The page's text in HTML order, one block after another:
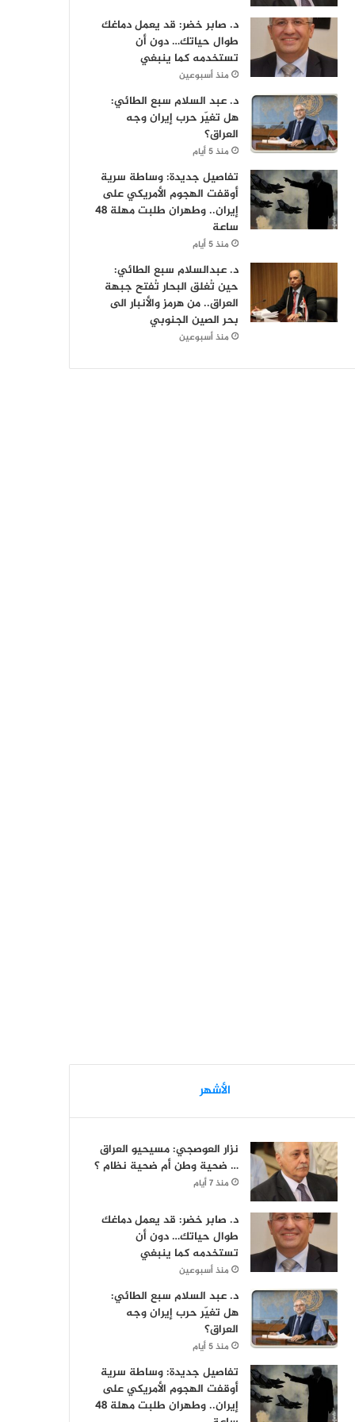
د. صابر خضر: قد يعمل دماغك
طوال حياتك… دون أن
تستخدمه كما ينبغي
منذ أسبوعين
د. عبد السلام سبع الطائي:
هل تغيّر حرب إيران وجه
العراق؟
منذ 5 أيام
تفاصيل جديدة: وساطة سرية
أوقفت الهجوم الأمريكي على
إيران.. وطهران طلبت مهلة 48
ساعة
منذ 5 أيام
د. عبدالسلام سبع الطائي:
حين تُغلق البحار تُفتح جبهة
العراق.. من هرمز والأنبار الى
بحر الصين الجنوبي
منذ أسبوعين